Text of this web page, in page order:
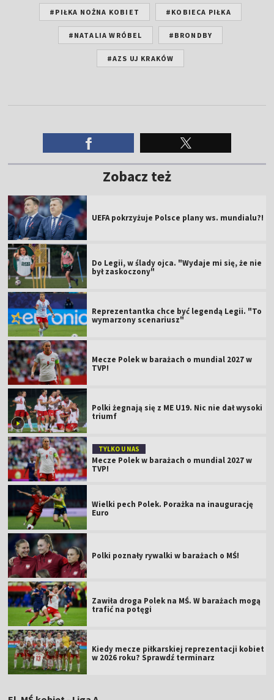
#PIŁKA NOŻNA KOBIET #KOBIECA PIŁKA
#NATALIA WRÓBEL #BRONDBY
#AZS UJ KRAKÓW
Zobacz też
UEFA pokrzyżuje Polsce plany ws. mundialu?!
Do Legii, w ślady ojca. "Wydaje mi się, że nie
był zaskoczony"
Reprezentantka chce być legendą Legii. "To
wymarzony scenariusz"
Mecze Polek w barażach o mundial 2027 w
TVP!
Polki żegnają się z ME U19. Nic nie dał wysoki
triumf
TYLKO U NAS
Mecze Polek w barażach o mundial 2027 w
TVP!
Wielki pech Polek. Porażka na inaugurację
Euro
Polki poznały rywalki w barażach o MŚ!
Zawiła droga Polek na MŚ. W barażach mogą
trafić na potęgi
Kiedy mecze piłkarskiej reprezentacji kobiet
w 2026 roku? Sprawdź terminarz